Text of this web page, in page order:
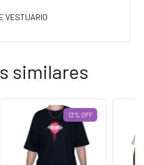
VESTUARIO
similares
13% OFF